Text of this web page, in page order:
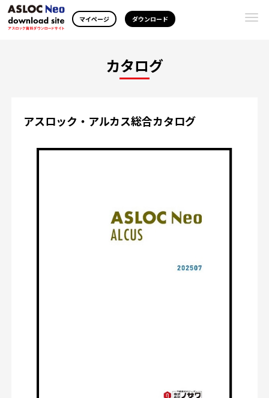
マイページ ダウンロード
カタログ
アスロック・アルカス総合カタログ